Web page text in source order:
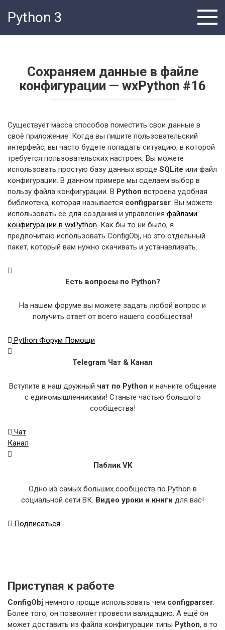
контенту
Python 3
Сохраняем данные в файле
конфигурации — wxPython #16
Существует масса способов поместить свои данные в
своё приложение. Когда вы пишите пользовательский
интерфейс, вы часто будете попадать ситуацию, в которой
требуется пользовательских настроек. Вы можете
использовать простую базу данных вроде SQLite или файл
конфигурации. В данном примере мы сделаем выбор в
пользу файла конфигурации. В Python встроена удобная
библиотека, которая называется configparser. Вы можете
использовать её для создания и управления файлами
конфигурации в wxPython. Как бы то ни было, я
предпочитаю использовать ConfigObj, но это отдельный
пакет, который вам нужно скачивать и устанавливать.
Есть вопросы по Python?
На нашем форуме вы можете задать любой вопрос и
получить ответ от всего нашего сообщества!
Python Форум Помощи
Telegram Чат & Канал
Вступите в наш дружный чат по Python и начните общение
с единомышленниками! Станьте частью большого
сообщества!
Чат
Канал
Паблик VK
Одно из самых больших сообществ по Python в
социальной сети ВК. Видео уроки и книги для вас!
Подписаться
Приступая к работе
ConfigObj немного проще использовать чем configparser.
Более того, он позволяет провести валидацию. А ещё он
может доставить из файла конфигурации типы Python, в то